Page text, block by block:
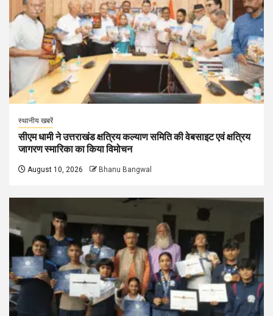
स्थानीय खबरें
सीएम धामी ने उत्तराखंड क्षत्रिय कल्याण समिति की वेबसाइट एवं क्षत्रिय
जागरण स्मारिका का किया विमोचन
August 10, 2026 Bhanu Bangwal